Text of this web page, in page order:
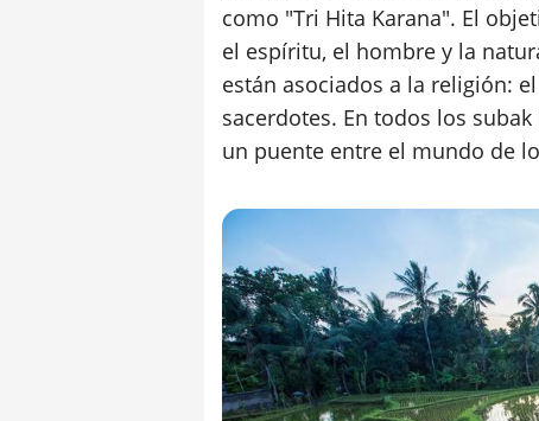
como "Tri Hita Karana". El
el espíritu, el hombre y la
están asociados a la religión:
sacerdotes. En todos los
un puente entre el mundo de